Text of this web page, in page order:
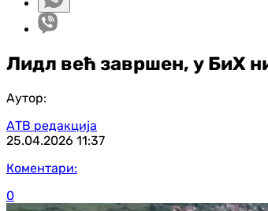
Лидл већ завршен, у БиХ
Аутор:
АТВ редакција
25.04.2026 11:37
Коментари:
0